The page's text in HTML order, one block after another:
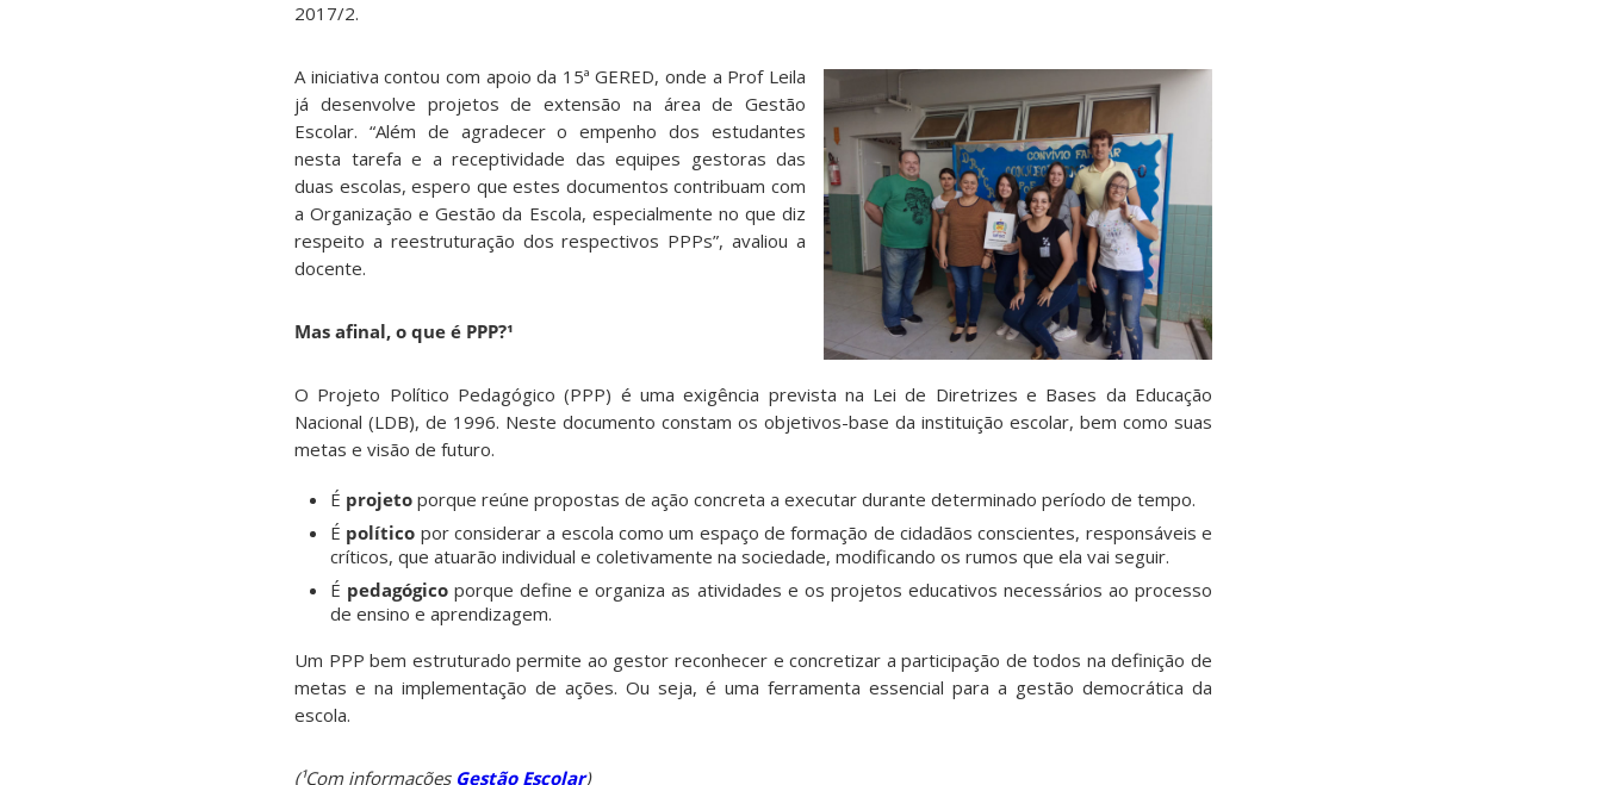
2017/2.
A iniciativa contou com apoio da 15ª GERED, onde a Prof Leila
já desenvolve projetos de extensão na área de Gestão
Escolar. “Além de agradecer o empenho dos estudantes
nesta tarefa e a receptividade das equipes gestoras das
duas escolas, espero que estes documentos contribuam com
a Organização e Gestão da Escola, especialmente no que diz
respeito a reestruturação dos respectivos PPPs”, avaliou a
docente.
Mas afinal, o que é PPP?¹
O Projeto Político Pedagógico (PPP) é uma exigência prevista na Lei de Diretrizes e Bases da Educação
Nacional (LDB), de 1996. Neste documento constam os objetivos-base da instituição escolar, bem como suas
metas e visão de futuro.
É projeto porque reúne propostas de ação concreta a executar durante determinado período de tempo.
É político por considerar a escola como um espaço de formação de cidadãos conscientes, responsáveis e
críticos, que atuarão individual e coletivamente na sociedade, modificando os rumos que ela vai seguir.
É pedagógico porque define e organiza as atividades e os projetos educativos necessários ao processo
de ensino e aprendizagem.
Um PPP bem estruturado permite ao gestor reconhecer e concretizar a participação de todos na definição de
metas e na implementação de ações. Ou seja, é uma ferramenta essencial para a gestão democrática da
escola.
(¹Com informações Gestão Escolar)